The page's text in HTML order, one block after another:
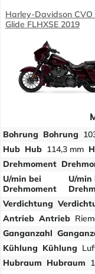
Harley-Davidson CVO
Glide FLHXSE 2019
Bohrung Bohrung
Hub Hub 114,3 mm
Drehmoment
U/min bei
Drehmoment
U/min
Verdichtung
Antrieb Antrieb
Ganganzahl
Kühlung Kühlung
Hubraum Hubraum